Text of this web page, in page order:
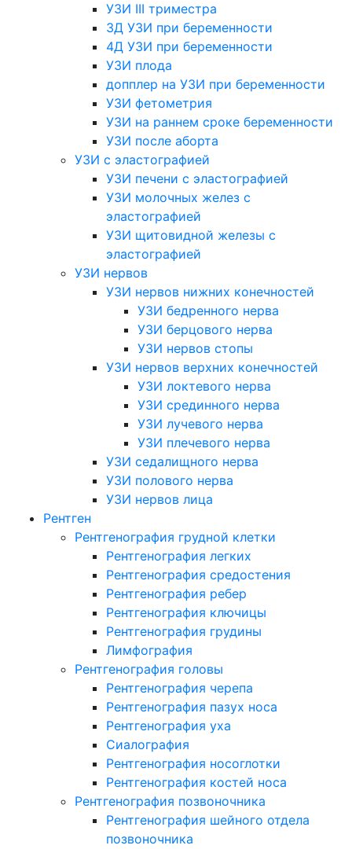
УЗИ III триместра
3Д УЗИ при беременности
4Д УЗИ при беременности
УЗИ плода
допплер на УЗИ при беременности
УЗИ фетометрия
УЗИ на раннем сроке беременности
УЗИ после аборта
УЗИ с эластографией
УЗИ печени с эластографией
УЗИ молочных желез с
эластографией
УЗИ щитовидной железы с
эластографией
УЗИ нервов
УЗИ нервов нижних конечностей
УЗИ бедренного нерва
УЗИ берцового нерва
УЗИ нервов стопы
УЗИ нервов верхних конечностей
УЗИ локтевого нерва
УЗИ срединного нерва
УЗИ лучевого нерва
УЗИ плечевого нерва
УЗИ седалищного нерва
УЗИ полового нерва
УЗИ нервов лица
Рентген
Рентгенография грудной клетки
Рентгенография легких
Рентгенография средостения
Рентгенография ребер
Рентгенография ключицы
Рентгенография грудины
Лимфография
Рентгенография головы
Рентгенография черепа
Рентгенография пазух носа
Рентгенография уха
Сиалография
Рентгенография носоглотки
Рентгенография костей носа
Рентгенография позвоночника
Рентгенография шейного отдела
позвоночника